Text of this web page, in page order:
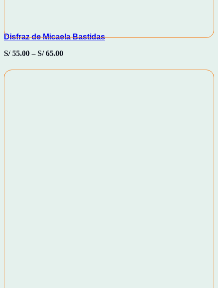
Disfraz de Micaela Bastidas
S/55.00–S/65.00